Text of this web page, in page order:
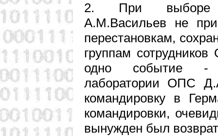
2. При выборе
А.М.Васильев не
перестановкам,
группам
одно событие -
лаборатории ОПС
командировку в
командировки,
вынужден был